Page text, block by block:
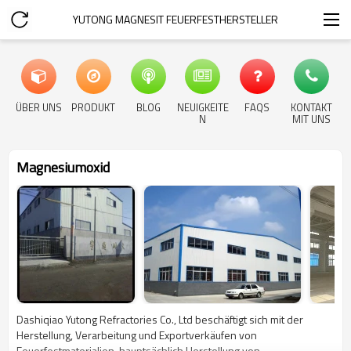
YUTONG MAGNESIT FEUERFESTHERSTELLER
ÜBER UNS PRODUKT BLOG NEUIGKEITE
N
FAQS KONTAKT
MIT UNS
Magnesiumoxid
Dashiqiao Yutong Refractories Co., Ltd beschäftigt sich mit der
Herstellung, Verarbeitung und Exportverkäufen von